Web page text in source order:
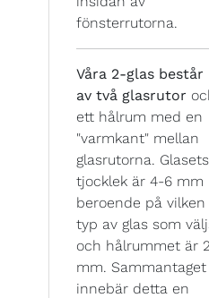
fönsterrutorna.
Våra 2-glas består
av två glasrutor
ett hålrum med en
"varmkant" mellan
glasrutorna. Glasets
tjocklek är 4-6 mm
beroende på vilken
typ av glas som
och hålrummet är
mm. Sammantaget
innebär detta en